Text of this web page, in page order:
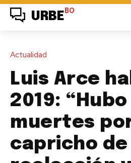
URBE BO
Actualidad
Luis Arce
2019: “Hubo
muertes
capricho de